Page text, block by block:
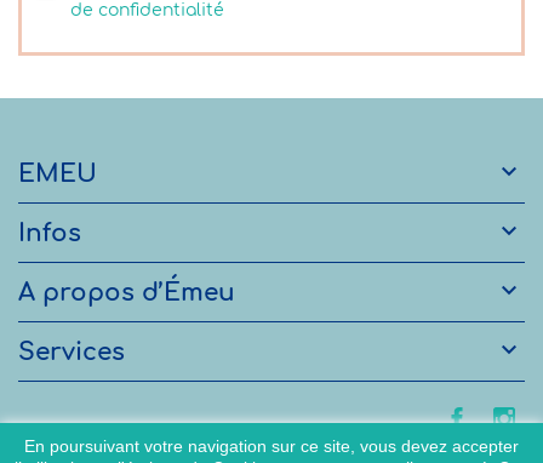
de confidentialité
EMEU 
Infos 
A propos d’Émeu 
Services 
En poursuivant votre navigation sur ce site, vous devez accepter